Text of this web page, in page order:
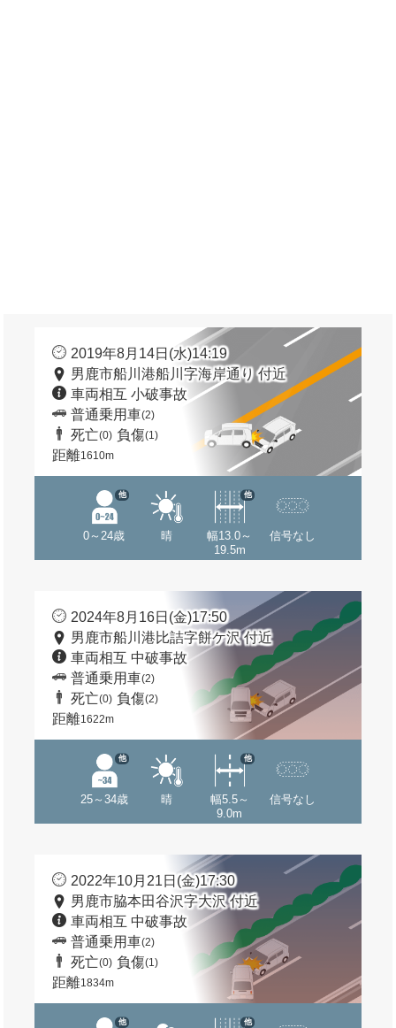
2019年8月14日(水)14:19
男鹿市船川港船川字海岸通り 付近
車両相互 小破事故
普通乗用車(2)
死亡(0) 負傷(1)
距離1610m
0～24歳
他
晴
幅13.0～
19.5m
他
信号なし
2024年8月16日(金)17:50
男鹿市船川港比詰字餅ケ沢 付近
車両相互 中破事故
普通乗用車(2)
死亡(0) 負傷(2)
距離1622m
25～34歳
他
晴
幅5.5～
9.0m
他
信号なし
2022年10月21日(金)17:30
男鹿市脇本田谷沢字大沢 付近
車両相互 中破事故
普通乗用車(2)
死亡(0) 負傷(1)
距離1834m
他 他